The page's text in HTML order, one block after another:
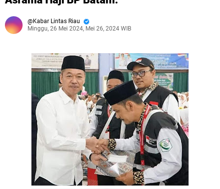
Kabar Lintas Riau
Minggu, 26 Mei 2024, Mei 26, 2024 WIB